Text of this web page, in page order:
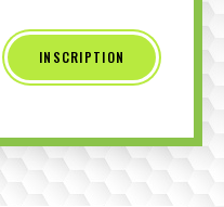
INSCRIPTION